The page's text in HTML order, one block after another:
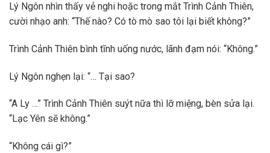
Lý Ngôn nhìn thấy vẻ nghi hoặc trong mắt Trình Cảnh Thiên,
cười nhạo anh: “Thế nào? Có tò mò sao tôi lại biết không?”
Trình Cảnh Thiên bình tĩnh uống nước, lãnh đạm nói: “Không.”
Lý Ngôn nghẹn lại: “… Tại sao?
“A Ly …” Trình Cảnh Thiên suýt nữa thì lỡ miệng, bèn sửa lại.
“Lạc Yên sẽ không.”
“Không cái gì?”